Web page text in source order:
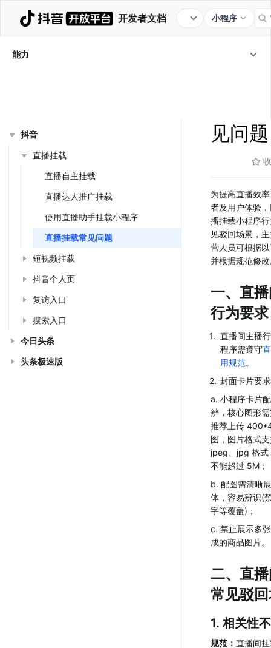
开发者文档 小程序
能力
商业变现
抖音
直播挂载
直播自主挂载
直播达人推广挂载
使用直播助手挂载小程序
直播挂载常见问题
短视频挂载
抖音个人页
复访入口
搜索入口
今日头条
头条极速版
见问题
为提高直播效
者及用户体验
播挂载小程序
见驳回场景，
营人员可根据
并根据规范修
一、直
行为要求
1. 直播间主播
程序需遵守
用规范。
2. 封面卡片要
a. 小程序卡片
辨，核心图形
推荐上传
图，图片格式
jpeg、jpg 格式
不能超过 5M；
b. 配图需清晰
体，容易辨识(
字等覆盖)；
c. 禁止展示多
成的商品图片。
二、直
常见驳
1. 相关性
规范： 直播间